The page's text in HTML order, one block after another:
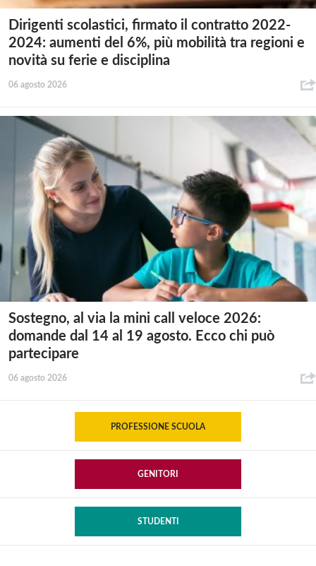
Dirigenti scolastici, firmato il contratto 2022-
2024: aumenti del 6%, più mobilità tra regioni e
novità su ferie e disciplina
06 agosto 2026
Sostegno, al via la mini call veloce 2026:
domande dal 14 al 19 agosto. Ecco chi può
partecipare
06 agosto 2026
PROFESSIONE SCUOLA
GENITORI
STUDENTI